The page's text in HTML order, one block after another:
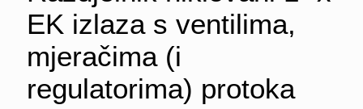
EK izlaza s ventilima,
mjeračima (i
regulatorima) protoka